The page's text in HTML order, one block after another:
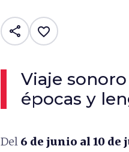
share favorite_border
Viaje
épocas y
Del 6 de junio al 10 de